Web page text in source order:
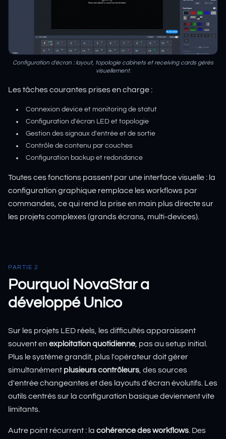
Configuration d'écran : layout, topologie cabinets et receiving cards gérés
visuellement.
Les tâches courantes prises en charge :
Connexion device et monitoring de statut
Configuration d'écran LED et topologie
Gestion des signaux d'entrée et de sortie
Contrôle de contenu par couches
Configuration backup et redondance
Toutes ces fonctions passent par une interface visuelle : la
configuration graphique remplace les workflows par
commandes, ce qui rend la prise en main plus directe sur
les projets complexes (grands écrans, multi-devices).
PARTIE 2
Pourquoi NovaStar a
développé Unico
Sur les projets LED réels, les difficultés apparaissent
souvent en exploitation quotidienne, pas au setup initial.
Plus le système grandit, plus l'opérateur doit gérer
simultanément plusieurs contrôleurs, des sources
d'entrée changeantes et des layouts d'écran évolutifs. Les
outils centrés sur la configuration basique deviennent vite
limitants.
Autre point récurrent : la cohérence des workflows. Des